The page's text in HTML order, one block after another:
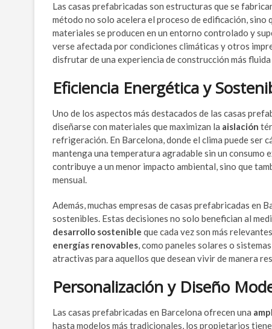
Las casas prefabricadas son estructuras que se
método no solo acelera el proceso de edificación, sino
materiales se producen en un entorno controlado y
verse afectada por condiciones climáticas y otros
disfrutar de una experiencia de construcción más
Eficiencia Energética y
Uno de los aspectos más destacados de las casas
diseñarse con materiales que maximizan la aislación
refrigeración. En Barcelona, donde el clima puede ser
mantenga una temperatura agradable sin un
contribuye a un menor impacto ambiental, sino que
mensual.
Además, muchas empresas de casas prefabricadas
sostenibles. Estas decisiones no solo benefician al
desarrollo sostenible que cada vez son más
energías renovables, como paneles solares o
atractivas para aquellos que desean vivir de manera
Personalización y Diseño
Las casas prefabricadas en Barcelona ofrecen una
hasta modelos más tradicionales, los propietarios